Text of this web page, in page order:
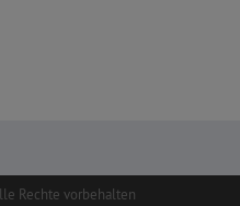
Rechte vorbehalten